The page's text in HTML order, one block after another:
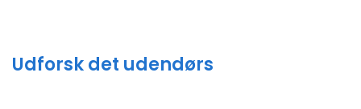
Udforsk det udendørs